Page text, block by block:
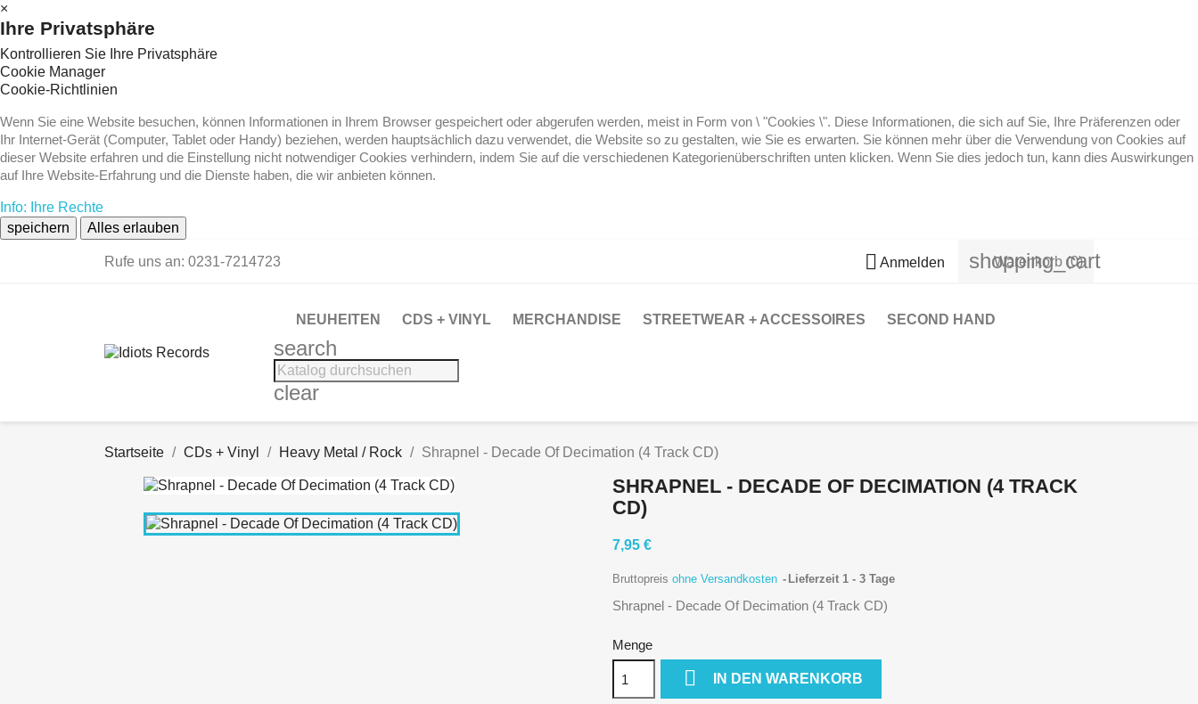
×
Ihre Privatsphäre
Kontrollieren Sie Ihre Privatsphäre
Cookie Manager
Cookie-Richtlinien
Wenn Sie eine Website besuchen, können Informationen in Ihrem Browser gespeichert oder abgerufen werden, meist in Form von \ "Cookies \". Diese Informationen, die sich auf Sie, Ihre Präferenzen oder
Ihr Internet-Gerät (Computer, Tablet oder Handy) beziehen, werden hauptsächlich dazu verwendet, die Website so zu gestalten, wie Sie es erwarten. Sie können mehr über die Verwendung von Cookies auf
dieser Website erfahren und die Einstellung nicht notwendiger Cookies verhindern, indem Sie auf die verschiedenen Kategorienüberschriften unten klicken. Wenn Sie dies jedoch tun, kann dies Auswirkungen
auf Ihre Website-Erfahrung und die Dienste haben, die wir anbieten können.
Info: Ihre Rechte
speichern
Alles erlauben
Rufe uns an: 0231-7214723  Anmelden shopping_cart
Warenkorb (0)
NEUHEITEN CDS + VINYL MERCHANDISE STREETWEAR + ACCESSOIRES SECOND HAND
search
clear
Startseite CDs + Vinyl Heavy Metal / Rock Shrapnel - Decade Of Decimation (4 Track CD)
SHRAPNEL - DECADE OF DECIMATION (4 TRACK
CD)
7,95 €
Bruttopreis ohne Versandkosten Lieferzeit 1 - 3 Tage
Shrapnel - Decade Of Decimation (4 Track CD)
Menge
 IN DEN WARENKORB